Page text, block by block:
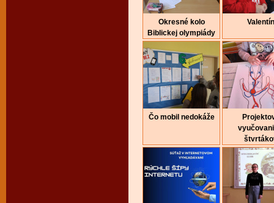
Okresné kolo
Biblickej olympiády
Valentín
Čo mobil nedokáže